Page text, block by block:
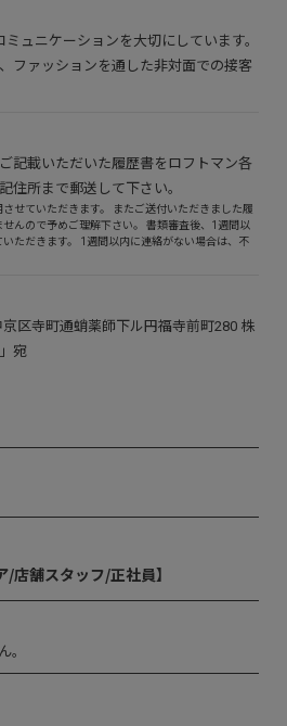
ュニケーションを大切にしています。
ファッションを通した非対面での接客
記載いただいた履歴書をロフトマン各
住所まで郵送して下さい。
せていただきます。 またご送付いただきました履
んので予めご理解下さい。 書類審査後、1週間以
ただきます。 1週間以内に連絡がない場合は、不
区寺町通蛸薬師下ル円福寺前町280 株
宛
/店舗スタッフ/正社員】
。